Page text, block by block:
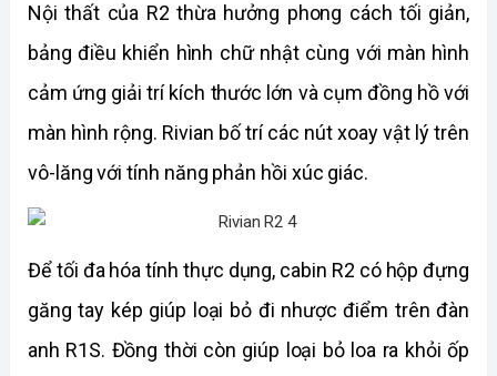
Nội thất của R2 thừa hưởng phong cách tối giản,
bảng điều khiển hình chữ nhật cùng với màn hình
cảm ứng giải trí kích thước lớn và cụm đồng hồ với
màn hình rộng. Rivian bố trí các nút xoay vật lý trên
vô-lăng với tính năng phản hồi xúc giác.
Để tối đa hóa tính thực dụng, cabin R2 có hộp đựng
găng tay kép giúp loại bỏ đi nhược điểm trên đàn
anh R1S. Đồng thời còn giúp loại bỏ loa ra khỏi ốp